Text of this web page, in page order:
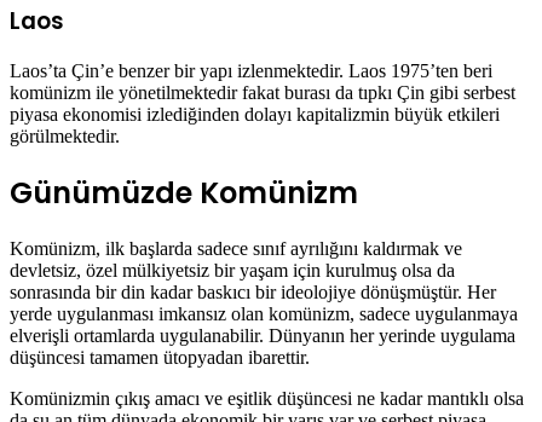
Laos
Laos’ta Çin’e benzer bir yapı izlenmektedir. Laos 1975’ten beri
komünizm ile yönetilmektedir fakat burası da tıpkı Çin gibi serbest
piyasa ekonomisi izlediğinden dolayı kapitalizmin büyük etkileri
görülmektedir.
Günümüzde Komünizm
Komünizm, ilk başlarda sadece sınıf ayrılığını kaldırmak ve
devletsiz, özel mülkiyetsiz bir yaşam için kurulmuş olsa da
sonrasında bir din kadar baskıcı bir ideolojiye dönüşmüştür. Her
yerde uygulanması imkansız olan komünizm, sadece uygulanmaya
elverişli ortamlarda uygulanabilir. Dünyanın her yerinde uygulama
düşüncesi tamamen ütopyadan ibarettir.
Komünizmin çıkış amacı ve eşitlik düşüncesi ne kadar mantıklı olsa